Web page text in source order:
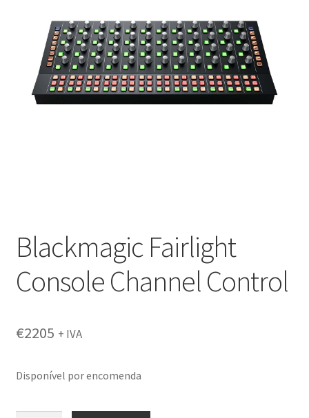
Blackmagic Fairlight
Console Channel Control
€2205 + IVA
Disponível por encomenda